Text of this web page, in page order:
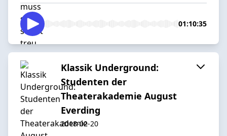
01:10:35
Klassik Underground:
Studenten der
Theaterakademie August
Everding
2018-02-20